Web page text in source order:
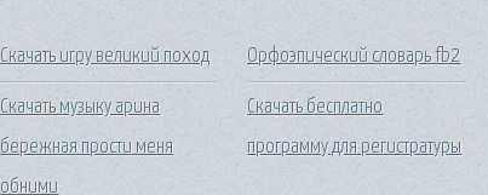
Скачать игру великий поход
Скачать музыку арина
бережная прости меня
обними
Орфоэпический словарь fb2
Скачать бесплатно
программу для регистратуры